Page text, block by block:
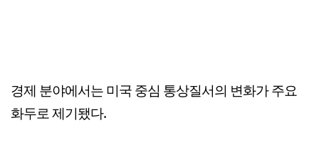
경제 분야에서는 미국 중심 통상질서의 변화가 주요
화두로 제기됐다.